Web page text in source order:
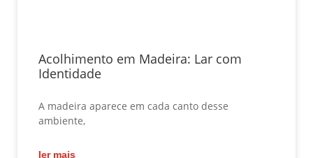
Acolhimento em Madeira: Lar com
Identidade
A madeira aparece em cada canto desse
ambiente,
ler mais